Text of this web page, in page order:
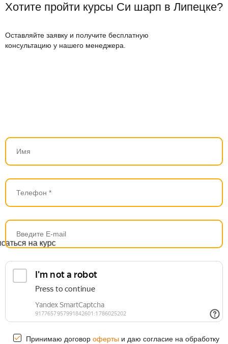
Хотите пройти курсы Си шарп в Липецке?
Оставляйте заявку и получите бесплатную
консультацию у нашего менеджера.
Принимаю договор оферты и даю согласие на обработку